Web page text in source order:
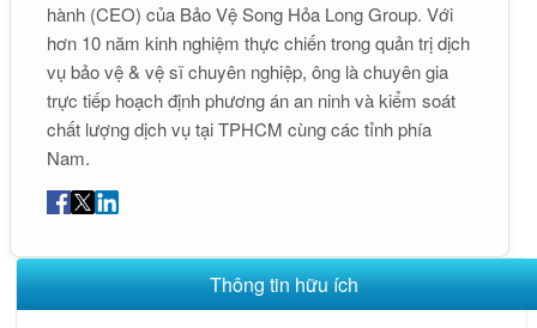
hành (CEO) của Bảo Vệ Song Hỏa Long Group. Với
hơn 10 năm kinh nghiệm thực chiến trong quản trị dịch
vụ bảo vệ & vệ sĩ chuyên nghiệp, ông là chuyên gia
trực tiếp hoạch định phương án an ninh và kiểm soát
chất lượng dịch vụ tại TPHCM cùng các tỉnh phía
Nam.
Thông tin hữu ích